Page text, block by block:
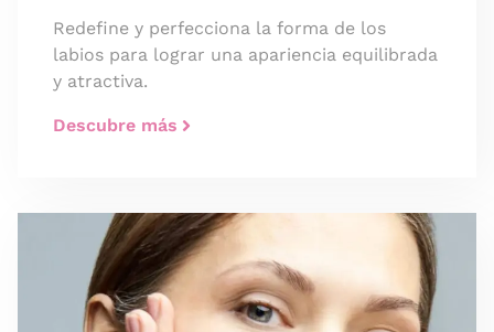
Redefine y perfecciona la forma de los
labios para lograr una apariencia equilibrada
y atractiva.
Descubre más